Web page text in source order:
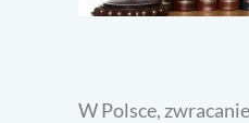
W Polsce,